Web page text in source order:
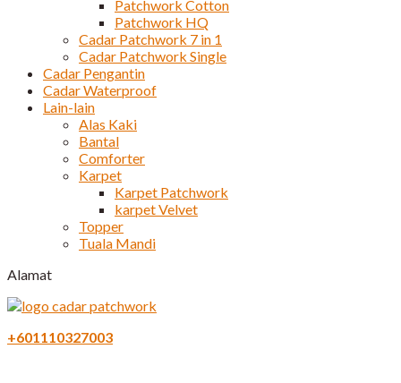
Patchwork Cotton
Patchwork HQ
Cadar Patchwork 7 in 1
Cadar Patchwork Single
Cadar Pengantin
Cadar Waterproof
Lain-lain
Alas Kaki
Bantal
Comforter
Karpet
Karpet Patchwork
karpet Velvet
Topper
Tuala Mandi
Alamat
+601110327003